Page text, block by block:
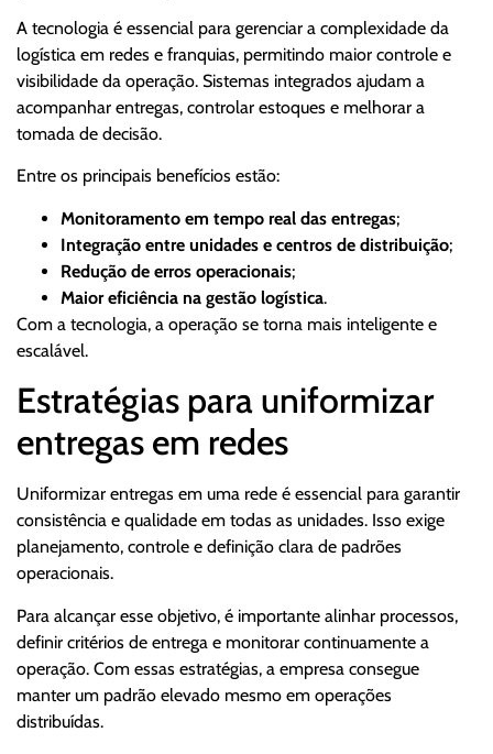
A tecnologia é essencial para gerenciar a complexidade da
logística em redes e franquias, permitindo maior controle e
visibilidade da operação. Sistemas integrados ajudam a
acompanhar entregas, controlar estoques e melhorar a
tomada de decisão.
Entre os principais benefícios estão:
Monitoramento em tempo real das entregas;
Integração entre unidades e centros de distribuição;
Redução de erros operacionais;
Maior eficiência na gestão logística.
Com a tecnologia, a operação se torna mais inteligente e
escalável.
Estratégias para uniformizar
entregas em redes
Uniformizar entregas em uma rede é essencial para garantir
consistência e qualidade em todas as unidades. Isso exige
planejamento, controle e definição clara de padrões
operacionais.
Para alcançar esse objetivo, é importante alinhar processos,
definir critérios de entrega e monitorar continuamente a
operação. Com essas estratégias, a empresa consegue
manter um padrão elevado mesmo em operações
distribuídas.